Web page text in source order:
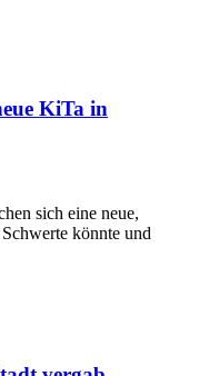
KiTa in
sich eine neue,
könnte und